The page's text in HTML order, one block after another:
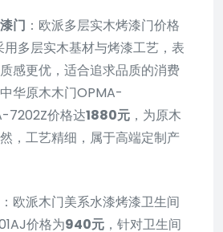
门 ：欧派多层实木烤漆门价格
用多层实木基材与烤漆工艺，表
感更优，适合追求品质的消费
华原木木门OPMA-
7202Z价格达1880元 ，为原木
，工艺精细，属于高端定制产
：欧派木门美系水漆烤漆卫生间
价格为940元 ，针对卫生间